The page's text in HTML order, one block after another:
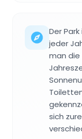
Der
jeder
man die
sich